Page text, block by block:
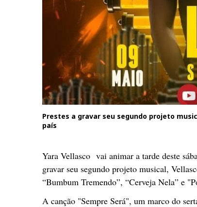
Prestes a gravar seu segundo projeto
país
Yara Vellasco vai animar a tarde deste
gravar seu segundo projeto musical,
“Bumbum Tremendo”, “Cerveja Nela” e
A canção "Sempre Será", um marco do